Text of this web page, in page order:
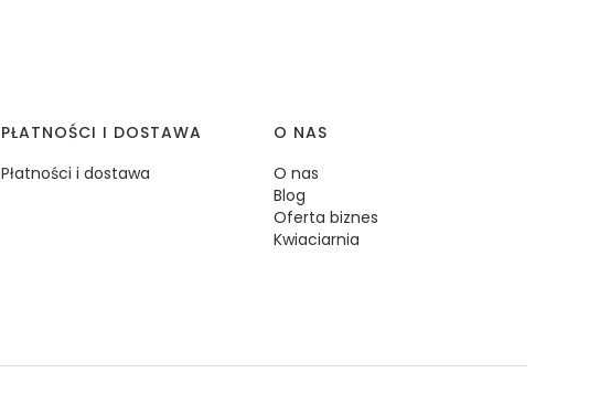
PŁATNOŚCI I DOSTAWA
Płatności i dostawa
O NAS
O nas
Blog
Oferta biznes
Kwiaciarnia